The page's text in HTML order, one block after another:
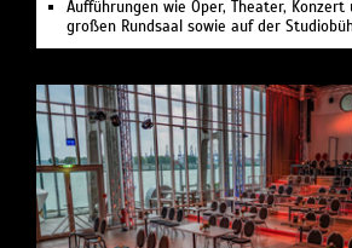
Aufführungen wie Oper, Theater, Konzert
großen Rundsaal sowie auf der